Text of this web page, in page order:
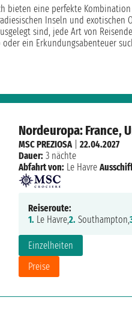
bieten eine perfekte
Inseln und
sind, jede Art von
ein Erkundungsabenteuer
Nordeuropa: France,
Einzelheiten
Preise
MSC PREZIOSA|22.04.2027
Dauer: 3 nächte
Abfahrt von: Le Havre
Reiseroute:
1. Le Havre,2. Southampton,